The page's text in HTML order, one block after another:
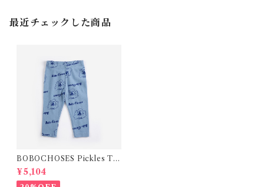
最近チェックした商品
BOBOCHOSES Pickles Th
e Dog all over leggings /9-
24m
¥5,104